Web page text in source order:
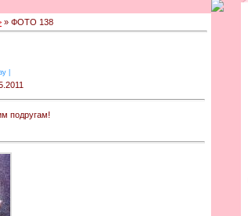
» ФОТО 138
подругам!